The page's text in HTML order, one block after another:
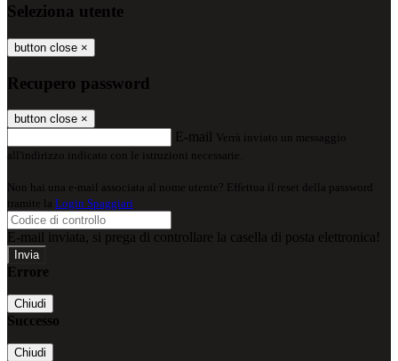
Seleziona utente
button close ×
Recupero password
button close ×
E-mail Verrà inviato un messaggio
all'indirizzo indicato con le istruzioni necessarie.
Non hai una e-mail associata al nome utente? Effettua il reset della password
tramite la Login Spaggiari
E-mail inviata, si prega di controllare la casella di posta elettronica!
Errore
Chiudi
Successo
Chiudi